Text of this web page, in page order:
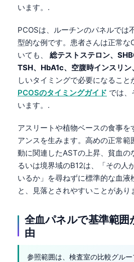
います。.
PCOSは、ルーチンのパネルでは
型的な例です。患者さんは正常な
いても、 総テストステロン、
TSH、HbA1c、空腹時インスリン
しいタイミングで必要になるこ
PCOSのタイミングガイド では、
います。.
アスリートや植物ベースの食事を
アンスを生みます。高めの正常範
動に関連したASTの上昇、貧血の
るいは境界域のB12は、「その人
いるか」を尋ねずに標準的な血液
と、見落とされやすいことがあり
全血パネルで基準範囲
由
参照範囲は、検査室の比較グル
Bosanski
Eesti
ქართული
Русский
Lietuvių kalba
Polski
한국어
Slovenščina
Magyar
বাংলা
اردو
తెలుగు